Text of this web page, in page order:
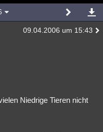
Mystery Kriminalfälle
Literatur
09.04.2006 um 15:43
Niedrige Tieren nicht